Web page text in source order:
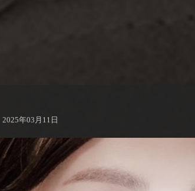
2025年03月11日